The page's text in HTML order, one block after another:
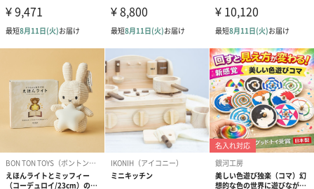
あり（280円）
メッセージカード（通常・写真・グリーティング）